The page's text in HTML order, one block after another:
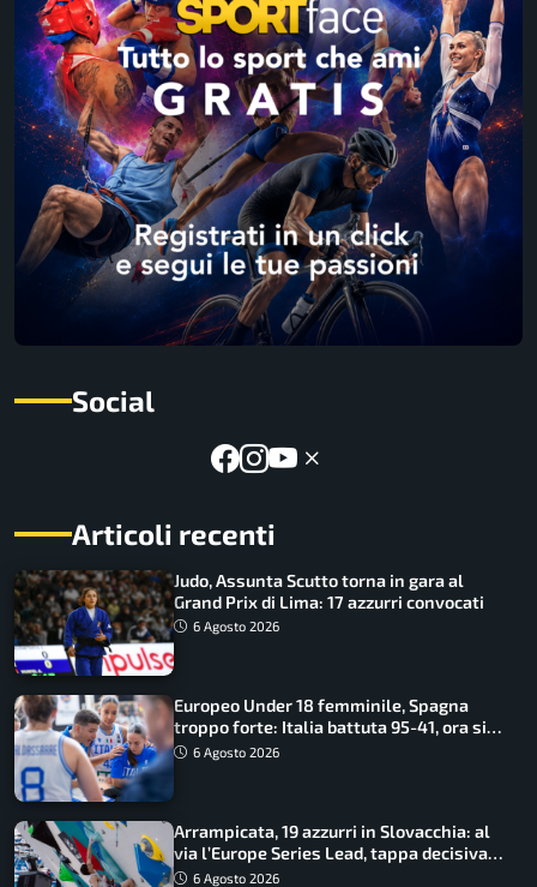
Social
Articoli recenti
Judo, Assunta Scutto torna in gara al
Grand Prix di Lima: 17 azzurri convocati
6 Agosto 2026
Europeo Under 18 femminile, Spagna
troppo forte: Italia battuta 95-41, ora si
gioca il Mondiale
6 Agosto 2026
Arrampicata, 19 azzurri in Slovacchia: al
via l’Europe Series Lead, tappa decisiva
per la Speed
6 Agosto 2026